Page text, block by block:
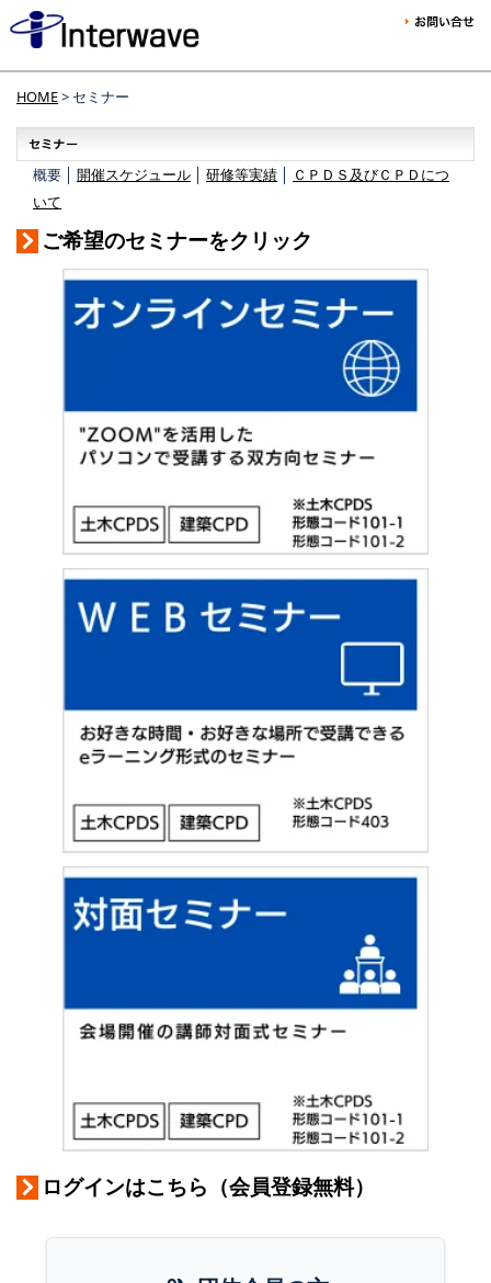
HOME> セミナー
概要 │ 開催スケジュール 研修等実績
ＣＰＤＳ及びＣＰＤにつ
いて
ご希望のセミナーをクリック
ログインはこちら（会員登録無料）